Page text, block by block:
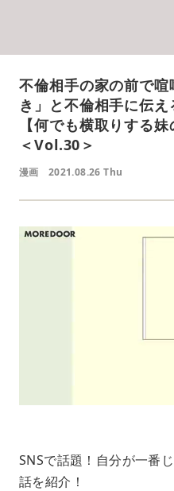
不倫相手の家の前で
き」と不倫相手に伝
【何でも横取りする
＜Vol.30＞
漫画 2021.08.26 Thu
SNSで話題！自分が一番
話を紹介！